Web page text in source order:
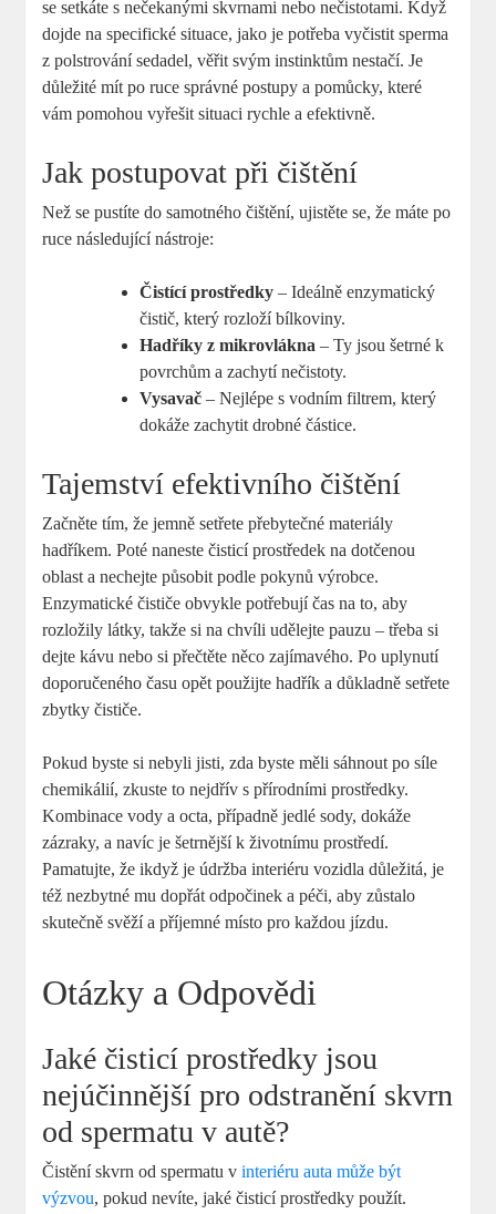
se setkáte s nečekanými skvrnami nebo nečistotami. Když
dojde na specifické situace, jako je potřeba vyčistit sperma
z polstrování sedadel, věřit svým instinktům nestačí. Je
důležité mít po ruce správné postupy a pomůcky, které
vám pomohou vyřešit situaci rychle a efektivně.
Jak postupovat při čištění
Než se pustíte do samotného čištění, ujistěte se, že máte po
ruce následující nástroje:
Čistící prostředky – Ideálně enzymatický
čistič, který rozloží bílkoviny.
Hadříky z mikrovlákna – Ty jsou šetrné k
povrchům a zachytí nečistoty.
Vysavač – Nejlépe s vodním filtrem, který
dokáže zachytit drobné částice.
Tajemství efektivního čištění
Začněte tím, že jemně setřete přebytečné materiály
hadříkem. Poté naneste čisticí prostředek na dotčenou
oblast a nechejte působit podle pokynů výrobce.
Enzymatické čističe obvykle potřebují čas na to, aby
rozložily látky, takže si na chvíli udělejte pauzu – třeba si
dejte kávu nebo si přečtěte něco zajímavého. Po uplynutí
doporučeného času opět použijte hadřík a důkladně setřete
zbytky čističe.
Pokud byste si nebyli jisti, zda byste měli sáhnout po síle
chemikálií, zkuste to nejdřív s přírodními prostředky.
Kombinace vody a octa, případně jedlé sody, dokáže
zázraky, a navíc je šetrnější k životnímu prostředí.
Pamatujte, že ikdyž je údržba interiéru vozidla důležitá, je
též nezbytné mu dopřát odpočinek a péči, aby zůstalo
skutečně svěží a příjemné místo pro každou jízdu.
Otázky a Odpovědi
Jaké čisticí prostředky jsou
nejúčinnější pro odstranění skvrn
od spermatu v autě?
Čistění skvrn od spermatu vinteriéru auta může být
výzvou, pokud nevíte, jaké čisticí prostředky použít.